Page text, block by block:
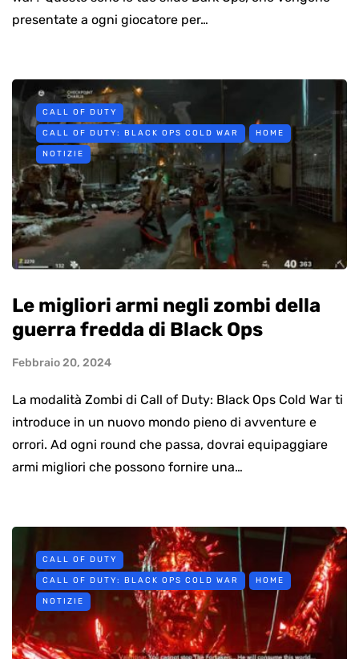
presentate a ogni giocatore per…
CALL OF DUTY
CALL OF DUTY: BLACK OPS COLD WAR HOME
NOTIZIE
Le migliori armi negli zombi della
guerra fredda di Black Ops
Febbraio 20, 2024
La modalità Zombi di Call of Duty: Black Ops Cold War ti
introduce in un nuovo mondo pieno di avventure e
orrori. Ad ogni round che passa, dovrai equipaggiare
armi migliori che possono fornire una…
CALL OF DUTY
CALL OF DUTY: BLACK OPS COLD WAR HOME
NOTIZIE